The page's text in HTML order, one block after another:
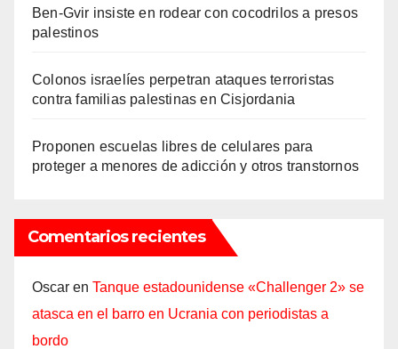
Ben-Gvir insiste en rodear con cocodrilos a presos
palestinos
Colonos israelíes perpetran ataques terroristas
contra familias palestinas en Cisjordania
Proponen escuelas libres de celulares para
proteger a menores de adicción y otros transtornos
Comentarios recientes
Oscar en Tanque estadounidense «Challenger 2» se
atasca en el barro en Ucrania con periodistas a
bordo